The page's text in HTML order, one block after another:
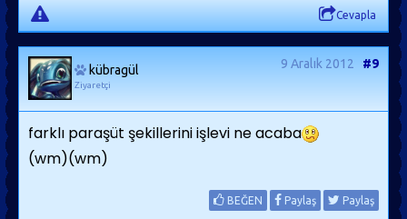
Cevapla
kübragül
Ziyaretçi
9 Aralık 2012 #9
farklı paraşüt şekillerini işlevi ne acaba
(wm)(wm)
BEĞEN Paylaş Paylaş